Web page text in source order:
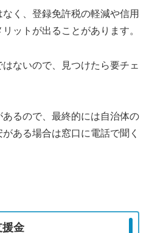
く、登録免許税の軽減や信用
ットが出ることがあります。
ないので、見つけたら要チェ
るので、最終的には自治体の
ある場合は窓口に電話で聞く
援金